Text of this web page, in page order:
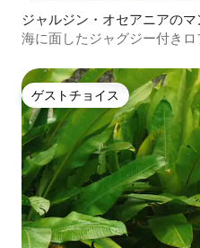
ジャルジン・オセアニアのマ
ト
海に面したジャグジー付き
ゲストチョイス
ゲストチョイス